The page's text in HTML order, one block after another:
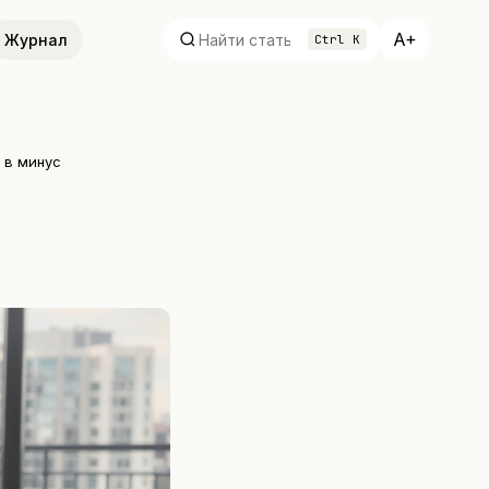
Журнал Ctrl K A+
в минус